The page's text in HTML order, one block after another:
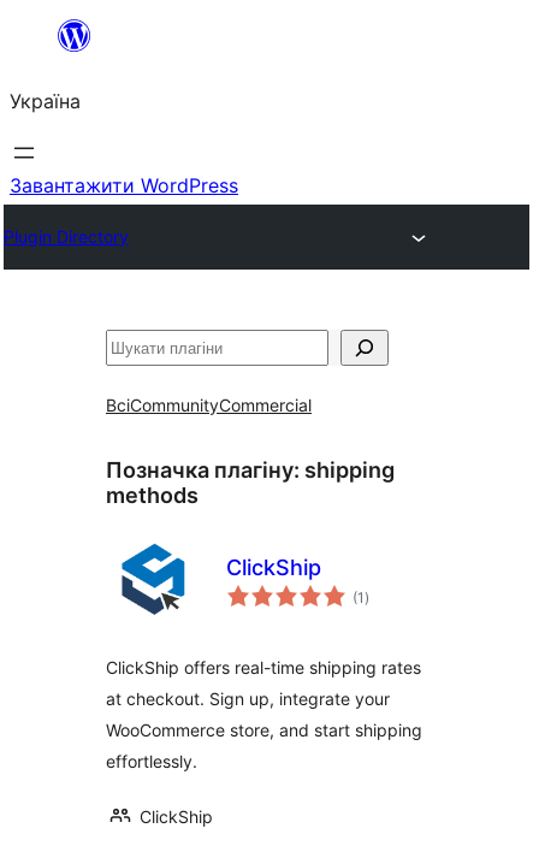
Перейти
вмісту
Україна
Завантажити WordPress
Plugin Directory
Пошук
ВсіCommunityCommercial
Позначка плагіну: shipping
methods
ClickShip
(1 загальний
рейтинг
)
ClickShip offers real-time shipping rates
at checkout. Sign up, integrate your
WooCommerce store, and start shipping
effortlessly.
ClickShip